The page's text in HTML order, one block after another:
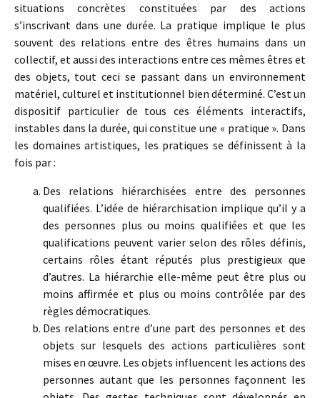
situations concrètes constituées par des actions
s’inscrivant dans une durée. La pratique implique le plus
souvent des relations entre des êtres humains dans un
collectif, et aussi des interactions entre ces mêmes êtres et
des objets, tout ceci se passant dans un environnement
matériel, culturel et institutionnel bien déterminé. C’est un
dispositif particulier de tous ces éléments interactifs,
instables dans la durée, qui constitue une « pratique ». Dans
les domaines artistiques, les pratiques se définissent à la
fois par :
Des relations hiérarchisées entre des personnes
qualifiées. L’idée de hiérarchisation implique qu’il y a
des personnes plus ou moins qualifiées et que les
qualifications peuvent varier selon des rôles définis,
certains rôles étant réputés plus prestigieux que
d’autres. La hiérarchie elle-même peut être plus ou
moins affirmée et plus ou moins contrôlée par des
règles démocratiques.
Des relations entre d’une part des personnes et des
objets sur lesquels des actions particulières sont
mises en œuvre. Les objets influencent les actions des
personnes autant que les personnes façonnent les